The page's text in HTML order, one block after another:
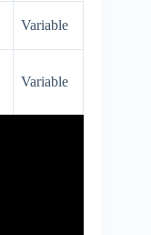
Variable
Variable